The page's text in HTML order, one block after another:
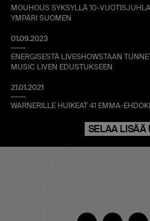
MOUHOUS SYKSYLLÄ 10-
YMPÄRI SUOMEN
01.09.2023
ENERGISESTÄ LIVESHOWSTAAN
MUSIC LIVEN EDUSTUKSEEN
21.01.2021
WARNERILLE HUIKEAT 41 EMMA-
SELAA LISÄÄ